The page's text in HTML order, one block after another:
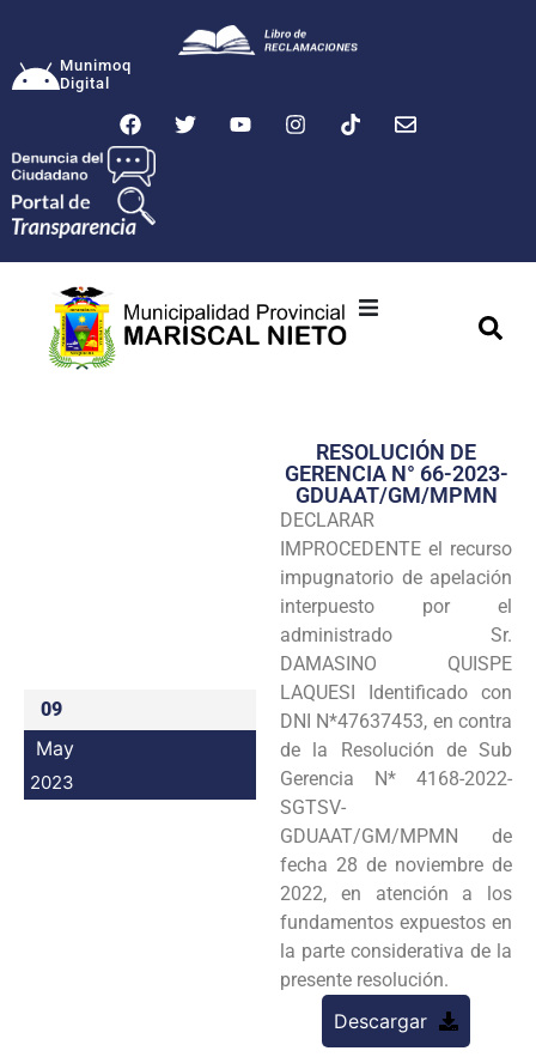
Munimoq
Digital
Transparencia
Seguridad
Programas
Intranet
09
May
2023
RESOLUCIÓN DE
GERENCIA N° 66-2023-
GDUAAT/GM/MPMN
DECLARAR
IMPROCEDENTE el recurso
impugnatorio de apelación
interpuesto por el
administrado Sr.
DAMASINO QUISPE
LAQUESI Identificado con
DNI N*47637453, en contra
de la Resolución de Sub
Gerencia N* 4168-2022-
SGTSV-
GDUAAT/GM/MPMN de
fecha 28 de noviembre de
2022, en atención a los
fundamentos expuestos en
la parte considerativa de la
presente resolución.
Descargar